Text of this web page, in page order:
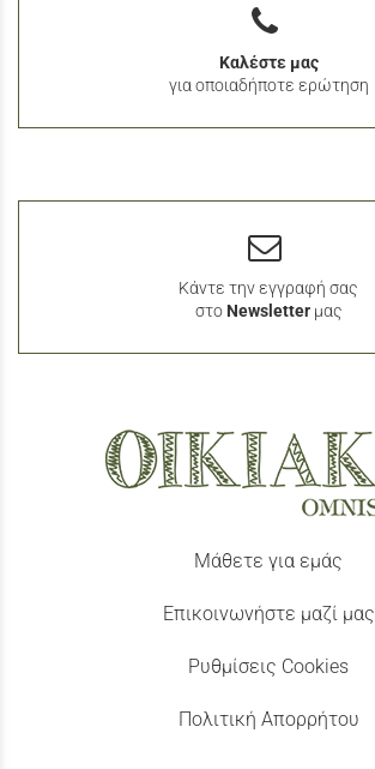
Καλέστε μας
για οποιαδήποτε ερώτηση
Κάντε την εγγραφή σας
στο Newsletterμας
Μάθετε για εμάς
Επικοινωνήστε μαζί μας
Ρυθμίσεις Cookies
Πολιτική Απορρήτου